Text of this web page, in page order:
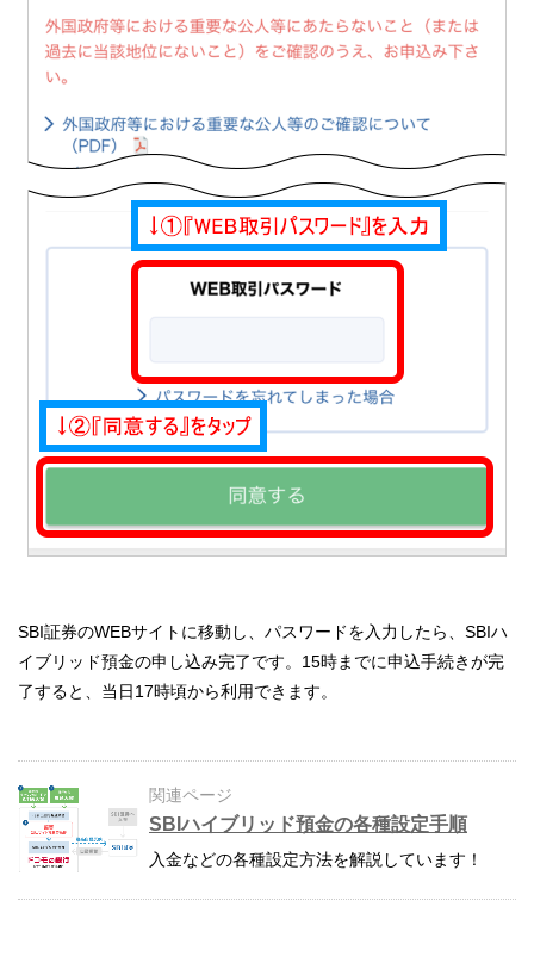
SBI証券のWEBサイトに移動し、パスワードを入力したら、SBIハ
イブリッド預金の申し込み完了です。15時までに申込手続きが完
了すると、当日17時頃から利用できます。
関連ページ
SBIハイブリッド預金の各種設定手順
入金などの各種設定方法を解説しています！